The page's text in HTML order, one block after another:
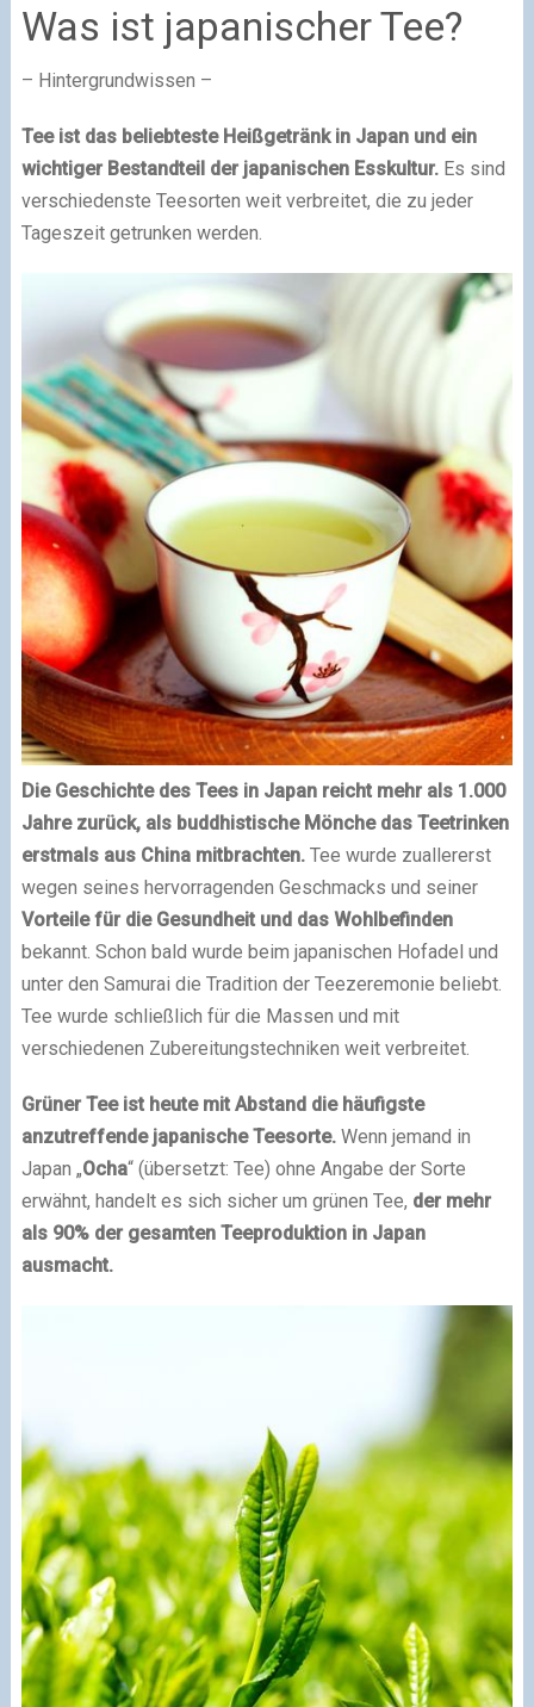
Was ist japanischer Tee?
– Hintergrundwissen –
Tee ist das beliebteste Heißgetränk in Japan und ein
wichtiger Bestandteil der japanischen Esskultur. Es sind
verschiedenste Teesorten weit verbreitet, die zu jeder
Tageszeit getrunken werden.
Die Geschichte des Tees in Japan reicht mehr als 1.000
Jahre zurück, als buddhistische Mönche das Teetrinken
erstmals aus China mitbrachten.Tee wurde zuallererst
wegen seines hervorragenden Geschmacks und seiner
Vorteile für die Gesundheit und das Wohlbefinden
bekannt. Schon bald wurde beim japanischen Hofadel und
unter den Samurai die Tradition der Teezeremonie beliebt.
Tee wurde schließlich für die Massen und mit
verschiedenen Zubereitungstechniken weit verbreitet.
Grüner Tee ist heute mit Abstand die häufigste
anzutreffende japanische Teesorte. Wenn jemand in
Japan „Ocha“ (übersetzt: Tee) ohne Angabe der Sorte
erwähnt, handelt es sich sicher um grünen Tee, der mehr
als 90% der gesamten Teeproduktion in Japan
ausmacht.